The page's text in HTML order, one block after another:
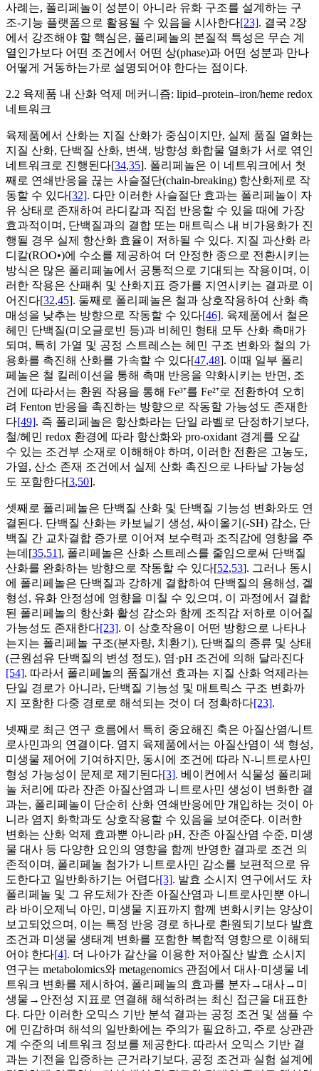
사례는, 폴리페놀이 성분이 아니라 유화 구조를 설계하는 구
조-기능 플랫폼으로 활용될 수 있음을 시사한다[23]. 결국 2장
에서 강조해야 할 핵심은, 폴리페놀의 본질적 특성은 무슨 계
열인가보다 어떤 조건에서 어떤 상(phase)과 어떤 성분과 만나
어떻게 거동하는가로 설명되어야 한다는 점이다.
2.2 육제품 내 산화 억제 메커니즘: lipid–protein–iron/heme redox
네트워크
육제품에서 산화는 지질 산화가 중심이지만, 실제 품질 열화는
지질 산화, 단백질 산화, 변색, 방향성 화합물 열화가 서로 엮인
네트워크로 진행된다[34,35]. 폴리페놀은 이 네트워크에서 첫
째로 연쇄반응을 끊는 사슬절단(chain-breaking) 항산화제로 작
동할 수 있다[32]. 다만 이러한 사슬절단 효과는 폴리페놀이 자
유 상태로 존재하여 라디칼과 직접 반응할 수 있을 때에 가장
효과적이며, 단백질과의 결합 또는 매트릭스 내 비가용화가 진
행될 경우 실제 항산화 효율이 저하될 수 있다. 지질 과산화 라
디칼(ROO•)에 수소를 제공하여 더 안정한 종으로 전환시키는
방식은 많은 폴리페놀에서 공통적으로 기대되는 작용이며, 이
러한 작용은 산패취 및 산화지표 증가를 지연시키는 결과로 이
어진다[32,45]. 둘째로 폴리페놀은 철과 상호작용하여 산화 촉
매성을 낮추는 방향으로 작동할 수 있다[46]. 육제품에서 철은
헤민 단백질(미오글로빈 등)과 비헤민 형태 모두 산화 촉매가
되며, 특히 가열 및 공정 스트레스는 헤민 구조 변화와 철의 가
용화를 촉진해 산화를 가속할 수 있다[47,48]. 이때 일부 폴리
페놀은 철 킬레이션을 통해 촉매 반응을 약화시키는 반면, 조
건에 따라서는 환원 작용을 통해 Fe³⁺를 Fe²⁺로 전환하여 오히
려 Fenton 반응을 촉진하는 방향으로 작동할 가능성도 존재한
다[49]. 즉 폴리페놀은 항산화라는 단일 라벨로 단정하기보다,
철/헤민 redox 환경에 따라 항산화와 pro-oxidant 경계를 오갈
수 있는 조건부 소재로 이해해야 하며, 이러한 전환은 고농도,
가열, 산소 존재 조건에서 실제 산화 촉진으로 나타날 가능성
도 포함한다[3,50].
셋째로 폴리페놀은 단백질 산화 및 단백질 기능성 변화와도 연
결된다. 단백질 산화는 카보닐기 생성, 싸이올기(-SH) 감소, 단
백질 간 교차결합 증가로 이어져 보수력과 조직감에 영향을 주
는데[35,51], 폴리페놀은 산화 스트레스를 줄임으로써 단백질
산화를 완화하는 방향으로 작동할 수 있다[52,53]. 그러나 동시
에 폴리페놀은 단백질과 강하게 결합하여 단백질의 용해성, 겔
형성, 유화 안정성에 영향을 미칠 수 있으며, 이 과정에서 결합
된 폴리페놀의 항산화 활성 감소와 함께 조직감 저하로 이어질
가능성도 존재한다[23]. 이 상호작용이 어떤 방향으로 나타나
는지는 폴리페놀 구조(분자량, 치환기), 단백질의 종류 및 상태
(근원섬유 단백질의 변성 정도), 염·pH 조건에 의해 달라진다
[54]. 따라서 폴리페놀의 품질개선 효과는 지질 산화 억제라는
단일 경로가 아니라, 단백질 기능성 및 매트릭스 구조 변화까
지 포함한 다중 경로로 해석되는 것이 더 정확하다[23].
넷째로 최근 연구 흐름에서 특히 중요해진 축은 아질산염/니트
로사민과의 연결이다. 염지 육제품에서는 아질산염이 색 형성,
미생물 제어에 기여하지만, 동시에 조건에 따라 N-니트로사민
형성 가능성이 문제로 제기된다[3]. 베이컨에서 식물성 폴리페
놀 처리에 따라 잔존 아질산염과 니트로사민 생성이 변화한 결
과는, 폴리페놀이 단순히 산화 연쇄반응에만 개입하는 것이 아
니라 염지 화학과도 상호작용할 수 있음을 보여준다. 이러한
변화는 산화 억제 효과뿐 아니라 pH, 잔존 아질산염 수준, 미생
물 대사 등 다양한 요인의 영향을 함께 반영한 결과로 조건 의
존적이며, 폴리페놀 첨가가 니트로사민 감소를 보편적으로 유
도한다고 일반화하기는 어렵다[3]. 발효 소시지 연구에서도 차
폴리페놀 및 그 유도체가 잔존 아질산염과 니트로사민뿐 아니
라 바이오제닉 아민, 미생물 지표까지 함께 변화시키는 양상이
보고되었으며, 이는 특정 반응 경로 하나로 환원되기보다 발효
조건과 미생물 생태계 변화를 포함한 복합적 영향으로 이해되
어야 한다[4]. 더 나아가 갈산을 이용한 저아질산 발효 소시지
연구는 metabolomics와 metagenomics 관점에서 대사·미생물 네
트워크 변화를 제시하여, 폴리페놀의 효과를 분자→대사→미
생물→안전성 지표로 연결해 해석하려는 최신 접근을 대표한
다. 다만 이러한 오믹스 기반 분석 결과는 공정 조건 및 샘플 수
에 민감하며 해석의 일반화에는 주의가 필요하고, 주로 상관관
계 수준의 네트워크 정보를 제공한다. 따라서 오믹스 기반 결
과는 기전을 입증하는 근거라기보다, 공정 조건과 실험 설계에